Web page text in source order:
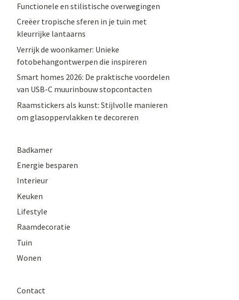
Functionele en stilistische overwegingen
Creëer tropische sferen in je tuin met
kleurrijke lantaarns
Verrijk de woonkamer: Unieke
fotobehangontwerpen die inspireren
Smart homes 2026: De praktische voordelen
van USB-C muurinbouw stopcontacten
Raamstickers als kunst: Stijlvolle manieren
om glasoppervlakken te decoreren
Badkamer
Energie besparen
Interieur
Keuken
Lifestyle
Raamdecoratie
Tuin
Wonen
Contact